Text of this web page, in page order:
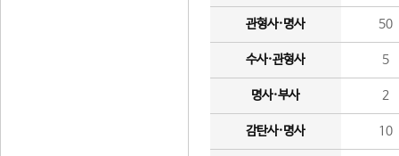
관형사·명사 50
수사·관형사 5
명사·부사 2
감탄사·명사 10